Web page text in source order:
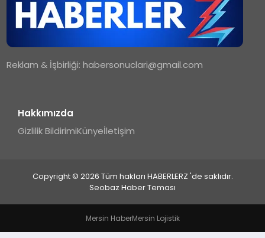
TEKNOLOJI
Reklam & İşbirliği:habersonuclari@gmail.com
Hakkımızda
Gizlilik BildirimiKünyeİletişim
Copyright © 2026 Tüm hakları HABERLERZ 'de saklıdır.
Seobaz Haber Teması
Mersin HaberMersin Lojistik